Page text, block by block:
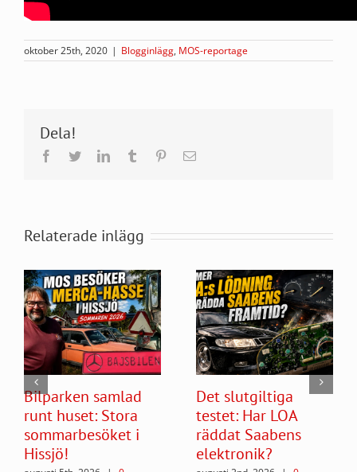
oktober 25th, 2020 | Blogginlägg, MOS-reportage
Dela!
Facebook
TwitterLinkedInTumblr Pinterest
E-
Relaterade inlägg
Bilparken samlad
runt huset: Stora
sommarbesöket i
Hissjö!
Det slutgiltiga
testet: Har LOA
räddat Saabens
elektronik?